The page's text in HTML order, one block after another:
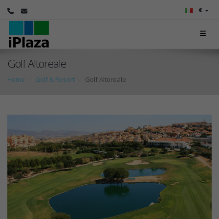
€
Golf Altoreale
Home Golf & Resort Golf Altoreale